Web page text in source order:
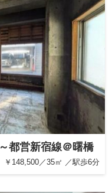
都営新宿線＠曙橋
￥148,500／35㎡ ／駅歩6分